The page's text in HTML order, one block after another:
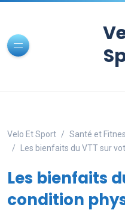
Velo Et Sport
Santé et
Les bienfaits du VTT sur
Les bienfaits
condition